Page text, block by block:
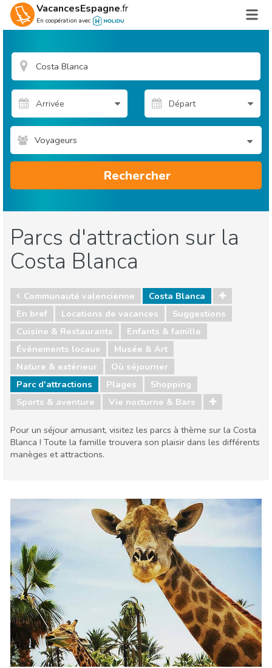
VacancesEspagne.fr
En coopération avec
Voyageurs
Rechercher
Parcs d'attraction sur la
Costa Blanca
Communauté valencienne
Costa Blanca
En bref
Locations de vacances
Suggestions
Cuisine & Restaurants
Enfants & famille
Événements locaux
Musée & Art
Nature & extérieur
Où séjourner
Parc d'attractions
Plages
Shopping
Sports & aventure
Vie nocturne & Bars
Pour un séjour amusant, visitez les parcs à thème sur la Costa
Blanca ! Toute la famille trouvera son plaisir dans les différents
manèges et attractions.
Cuisine & Restaurants
Enfants & famille
Événements locaux
Musée & Art
Nature & extérieur
Où séjourner
Plages
Shopping
Sports & aventure Vie nocturne & Bars